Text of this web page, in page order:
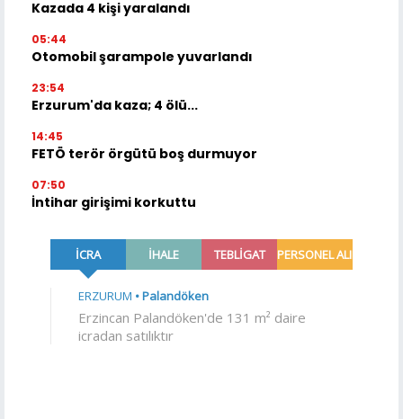
Kazada 4 kişi yaralandı
05:44
Otomobil şarampole yuvarlandı
23:54
Erzurum'da kaza; 4 ölü...
14:45
FETÖ terör örgütü boş durmuyor
07:50
İntihar girişimi korkuttu